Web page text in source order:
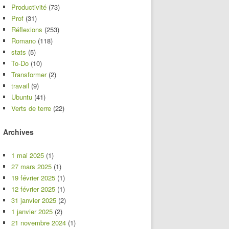
Productivité (73)
Prof (31)
Réflexions (253)
Romano (118)
stats (5)
To-Do (10)
Transformer(2)
travail (9)
Ubuntu (41)
Verts de terre (22)
Archives
1 mai 2025 (1)
27 mars 2025 (1)
19 février 2025 (1)
12 février 2025 (1)
31 janvier 2025 (2)
1 janvier 2025 (2)
21 novembre 2024 (1)